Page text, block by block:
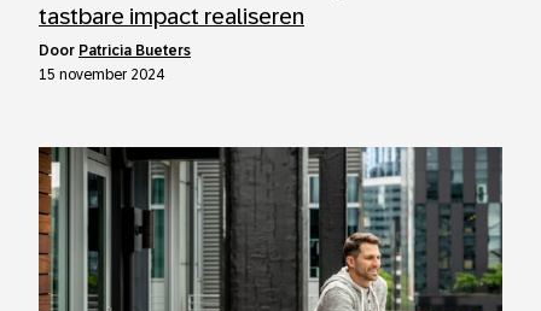
tastbare impact realiseren
door Patricia Bueters
15 november 2024